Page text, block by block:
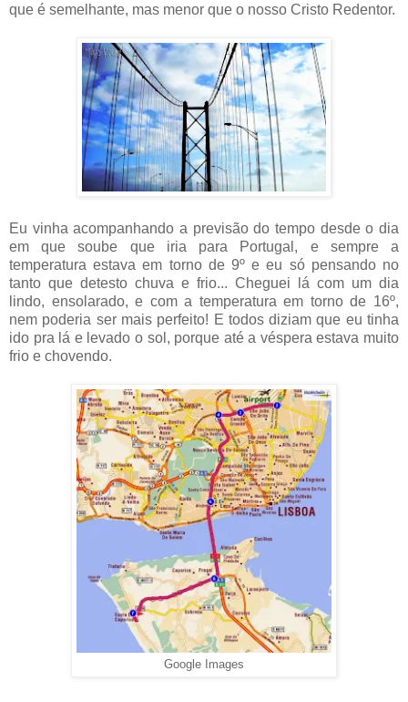
que é semelhante, mas menor que o nosso Cristo Redentor.
Eu vinha acompanhando a previsão do tempo desde o dia
em que soube que iria para Portugal, e sempre a
temperatura estava em torno de 9º e eu só pensando no
tanto que detesto chuva e frio... Cheguei lá com um dia
lindo, ensolarado, e com a temperatura em torno de 16º,
nem poderia ser mais perfeito! E todos diziam que eu tinha
ido pra lá e levado o sol, porque até a véspera estava muito
frio e chovendo.
Google Images